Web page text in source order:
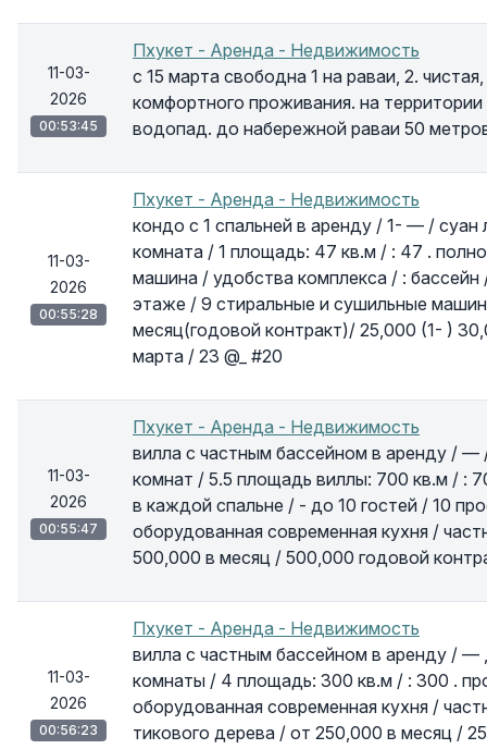
11-03-
2026
00:53:45
Пхукет - Аренда - Недвижимость
с 15 марта свободна 1 на раваи, 2.
комфортного проживания. на
водопад. до набережной раваи 50
11-03-
2026
00:55:28
Пхукет - Аренда - Недвижимость
кондо с 1 спальней в аренду / 1- — / суан
комната / 1 площадь: 47 кв.м / : 47 .
машина / удобства комплекса / :
этаже / 9 стиральные и сушильные
месяц(годовой контракт)/ 25,000 (1- )
марта / 23 @_ #20
11-03-
2026
00:55:47
Пхукет - Аренда - Недвижимость
вилла с частным бассейном в аренду / —
комнат / 5.5 площадь виллы: 700 кв.м / :
в каждой спальне / - до 10 гостей / 10
оборудованная современная кухня /
500,000 в месяц / 500,000 годовой
11-03-
2026
00:56:23
Пхукет - Аренда - Недвижимость
вилла с частным бассейном в аренду / —
комнаты / 4 площадь: 300 кв.м / : 300 .
оборудованная современная кухня /
тикового дерева / от 250,000 в месяц /